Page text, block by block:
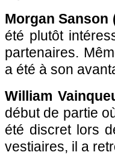
Morgan Sanson
été plutôt
partenaires.
a été à son
William
début de partie
été discret lors
vestiaires, il a